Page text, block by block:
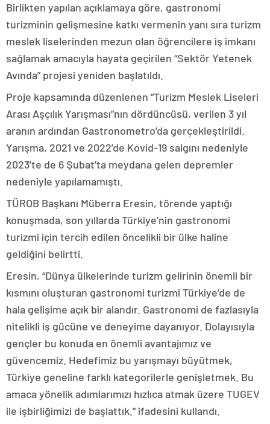
Birlikten yapılan açıklamaya göre, gastronomi
turizminin gelişmesine katkı vermenin yanı sıra turizm
meslek liselerinden mezun olan öğrencilere iş imkanı
sağlamak amacıyla hayata geçirilen “Sektör Yetenek
Avında” projesi yeniden başlatıldı.
Proje kapsamında düzenlenen “Turizm Meslek Liseleri
Arası Aşçılık Yarışması”nın dördüncüsü, verilen 3 yıl
aranın ardından Gastronometro’da gerçekleştirildi.
Yarışma, 2021 ve 2022’de Kovid-19 salgını nedeniyle
2023’te de 6 Şubat’ta meydana gelen depremler
nedeniyle yapılamamıştı.
TÜROB Başkanı Müberra Eresin, törende yaptığı
konuşmada, son yıllarda Türkiye’nin gastronomi
turizmi için tercih edilen öncelikli bir ülke haline
geldiğini belirtti.
Eresin, “Dünya ülkelerinde turizm gelirinin önemli bir
kısmını oluşturan gastronomi turizmi Türkiye’de de
hala gelişime açık bir alandır. Gastronomi de fazlasıyla
nitelikli iş gücüne ve deneyime dayanıyor. Dolayısıyla
gençler bu konuda en önemli avantajımız ve
güvencemiz. Hedefimiz bu yarışmayı büyütmek,
Türkiye geneline farklı kategorilerle genişletmek. Bu
amaca yönelik adımlarımızı hızlıca atmak üzere TUGEV
ile işbirliğimizi de başlattık.” ifadesini kullandı.